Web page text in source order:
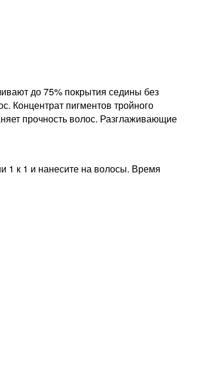
до 75% покрытия седины без
Концентрат пигментов тройного
прочность волос. Разглаживающие
1 к 1 и нанесите на волосы. Время